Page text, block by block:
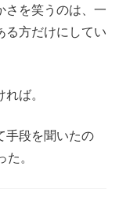
さを笑うのは、一
る方だけにしてい
ば。
手段を聞いたの
。